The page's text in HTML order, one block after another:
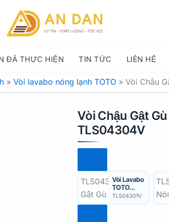
ĐÃ THỰC HIỆN TIN TỨC LIÊN HỆ
» Vòi lavabo nóng lạnh TOTO » Vòi Chậu
Vòi Chậu Gật
TLS04304V
Vòi Lavabo
TOTO
TLS04301
V Gật Gù
TLS04301V